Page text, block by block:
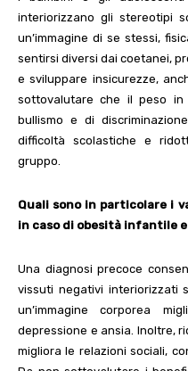
interiorizzano gli stereotipi
un’immagine di se stessi,
sentirsi diversi dai coetanei,
e sviluppare insicurezze,
sottovalutare che il peso
bullismo e di
difficoltà scolastiche e
gruppo.
Quali sono in particolare i
in caso di obesità infantile
Una diagnosi precoce
vissuti negativi interiorizzati
un’immagine corporea
depressione e ansia. Inoltre,
migliora le relazioni sociali,